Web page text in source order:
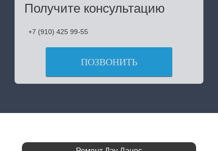
Получите консультацию
+7 (910) 425 99-55
ПОЗВОНИТЬ